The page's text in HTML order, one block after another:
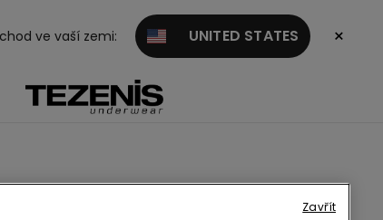
ve vaší zemi: UNITED STATES ×
Zavřít